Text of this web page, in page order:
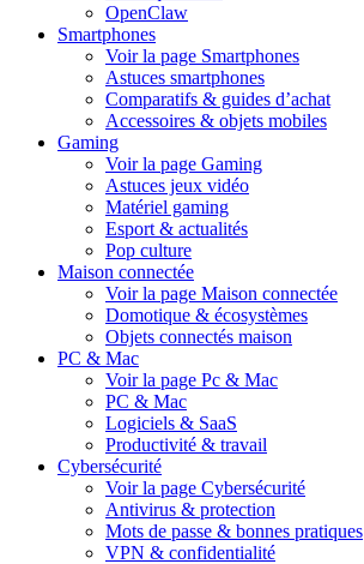
OpenClaw
Smartphones
Voir la page Smartphones
Astuces smartphones
Comparatifs & guides d’achat
Accessoires & objets mobiles
Gaming
Voir la page Gaming
Astuces jeux vidéo
Matériel gaming
Esport & actualités
Pop culture
Maison connectée
Voir la page Maison connectée
Domotique & écosystèmes
Objets connectés maison
PC & Mac
Voir la page Pc & Mac
PC & Mac
Logiciels & SaaS
Productivité & travail
Cybersécurité
Voir la page Cybersécurité
Antivirus & protection
Mots de passe & bonnes pratiques
VPN & confidentialité